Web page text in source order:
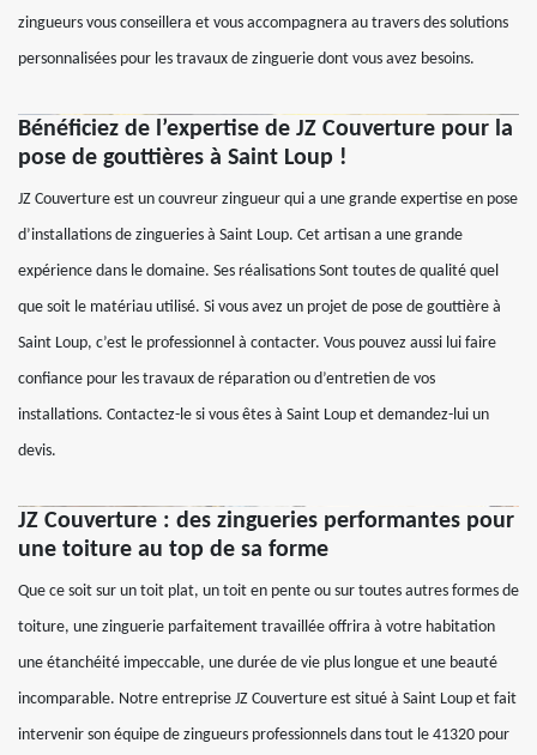
zingueurs vous conseillera et vous accompagnera au travers des solutions
personnalisées pour les travaux de zinguerie dont vous avez besoins.
Bénéficiez de l’expertise de JZ Couverture pour la
pose de gouttières à Saint Loup !
JZ Couverture est un couvreur zingueur qui a une grande expertise en pose
d’installations de zingueries à Saint Loup. Cet artisan a une grande
expérience dans le domaine. Ses réalisations Sont toutes de qualité quel
que soit le matériau utilisé. Si vous avez un projet de pose de gouttière à
Saint Loup, c’est le professionnel à contacter. Vous pouvez aussi lui faire
confiance pour les travaux de réparation ou d’entretien de vos
installations. Contactez-le si vous êtes à Saint Loup et demandez-lui un
devis.
JZ Couverture : des zingueries performantes pour
une toiture au top de sa forme
Que ce soit sur un toit plat, un toit en pente ou sur toutes autres formes de
toiture, une zinguerie parfaitement travaillée offrira à votre habitation
une étanchéité impeccable, une durée de vie plus longue et une beauté
incomparable. Notre entreprise JZ Couverture est situé à Saint Loup et fait
intervenir son équipe de zingueurs professionnels dans tout le 41320 pour